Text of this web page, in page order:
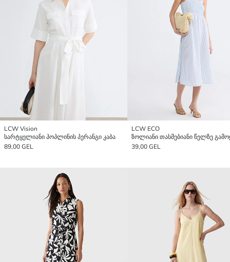
LCW Vision
სარტყელიანი პოპლინის პერანგი კაბა
89,00 GEL
LCW ECO
39,00 GEL